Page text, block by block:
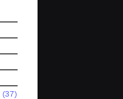
(37)